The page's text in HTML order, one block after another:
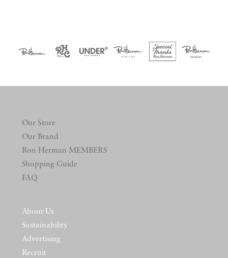
Our Store
Our Brand
Ron Herman MEMBERS
Shopping Guide
FAQ
About Us
Sustainability
Advertising
Recruit